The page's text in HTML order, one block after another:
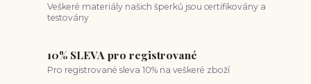
Veškeré materiály našich šperků jsou certifikovány a
testovány
10% SLEVA pro registrované
Pro registrované sleva 10% na veškeré zboží